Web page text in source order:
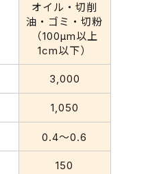
オイル・切削
油・ゴミ・切粉
（100μm以上
1cm以下）
3,000
1,050
0.4～0.6
150